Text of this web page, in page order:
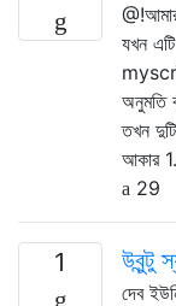
যখন
অনুমতি
তখন
আকার
29
1 উবুন্টু
দেব